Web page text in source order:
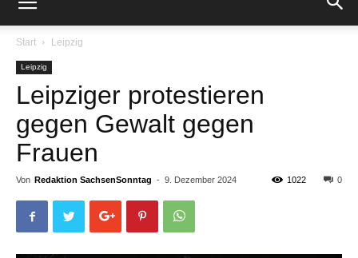
Start Leipzig
Leipzig
Leipziger protestieren
gegen Gewalt gegen
Frauen
Von Redaktion SachsenSonntag - 9. Dezember 2024 0
1022